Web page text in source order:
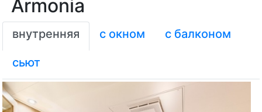
Описание кают MSC
Armonia
внутренняя
сьют